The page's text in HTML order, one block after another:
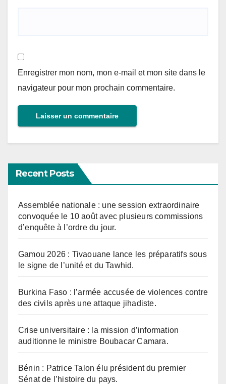
Enregistrer mon nom, mon e-mail et mon site dans le
navigateur pour mon prochain commentaire.
Recent Posts
Assemblée nationale : une session extraordinaire
convoquée le 10 août avec plusieurs commissions
d’enquête à l’ordre du jour.
Gamou 2026 : Tivaouane lance les préparatifs sous
le signe de l’unité et du Tawhid.
Burkina Faso : l’armée accusée de violences contre
des civils après une attaque jihadiste.
Crise universitaire : la mission d’information
auditionne le ministre Boubacar Camara.
Bénin : Patrice Talon élu président du premier
Sénat de l’histoire du pays.